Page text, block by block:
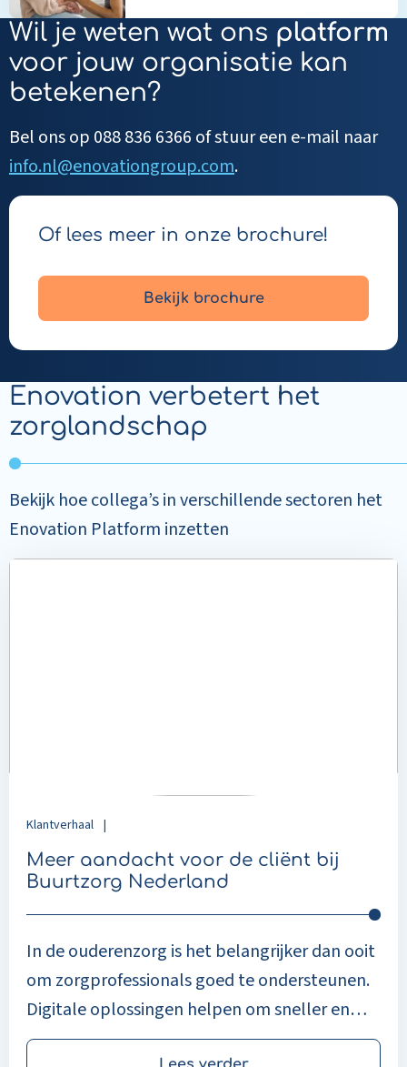
Wil je weten wat ons platform
voor jouw organisatie kan
betekenen?
Bel ons op 088 836 6366 of stuur een e-mail naar
info.nl@enovationgroup.com.
Of lees meer in onze brochure!
Bekijk brochure
Enovation verbetert het
zorglandschap
Bekijk hoe collega’s in verschillende sectoren het
Enovation Platform inzetten
Klantverhaal |
Meer aandacht voor de cliënt bij
Buurtzorg Nederland
In de ouderenzorg is het belangrijker dan ooit
om zorgprofessionals goed te ondersteunen.
Digitale oplossingen helpen om sneller en
efficiënter te werken, zodat meer tijd overblijft
Read